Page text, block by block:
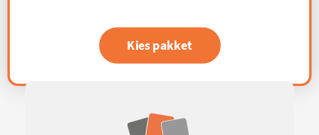
Kies pakket